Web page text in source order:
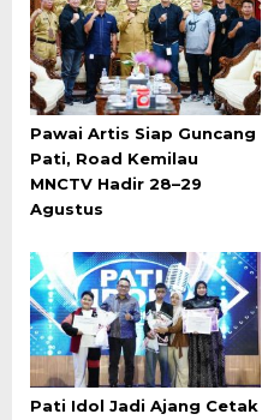
Pawai Artis Siap Guncang
Pati, Road Kemilau
MNCTV Hadir 28–29
Agustus
Pati Idol Jadi Ajang Cetak